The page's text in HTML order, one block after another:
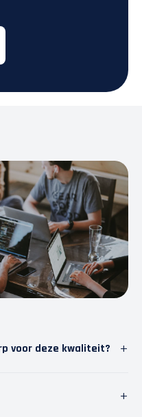
voor deze kwaliteit? +
tijd. Die tijd steken we
+